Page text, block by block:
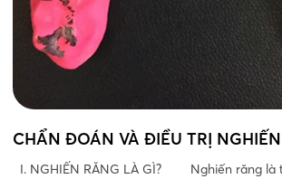
CHẨN ĐOÁN VÀ ĐIỀU TRỊ
I. NGHIẾN RĂNG LÀ GÌ? Nghiến răng là